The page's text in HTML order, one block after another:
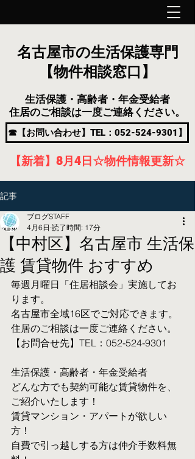
名古屋市の生活保護専門
【物件相談窓口】
生活保護・高齢者・年金受給者
住居のご相談は一度ご連絡ください。
☎【お問い合わせ】TEL：052-524-9301】
【新着】8月4 日 ☆物件情報更新☆
記事
【中村区】名古屋市 生活保
護 賃貸物件 おすすめ
ブログSTAFF
4月6日 読了時間: 17分
毎週月曜日「住居相談会」実施してお
ります。
名古屋市全域16区でご対応できます。
住居のご相談は一度ご連絡ください。
【お問合せ先】TEL：052-524-9301
生活保護・高齢者・年金受給者
​どんな方でも契約可能な賃貸物件を、
ご紹介いたします！
賃貸マンション・アパートが欲しい
方！
自費で引っ越しする方は仲介手数料無